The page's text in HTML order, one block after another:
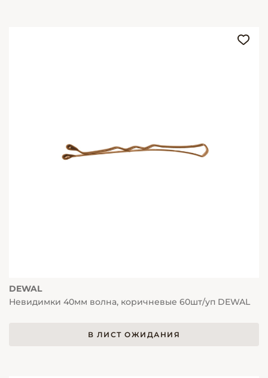
DEWAL
Невидимки 40мм волна, коричневые 60шт/уп DEWAL
В ЛИСТ ОЖИДАНИЯ